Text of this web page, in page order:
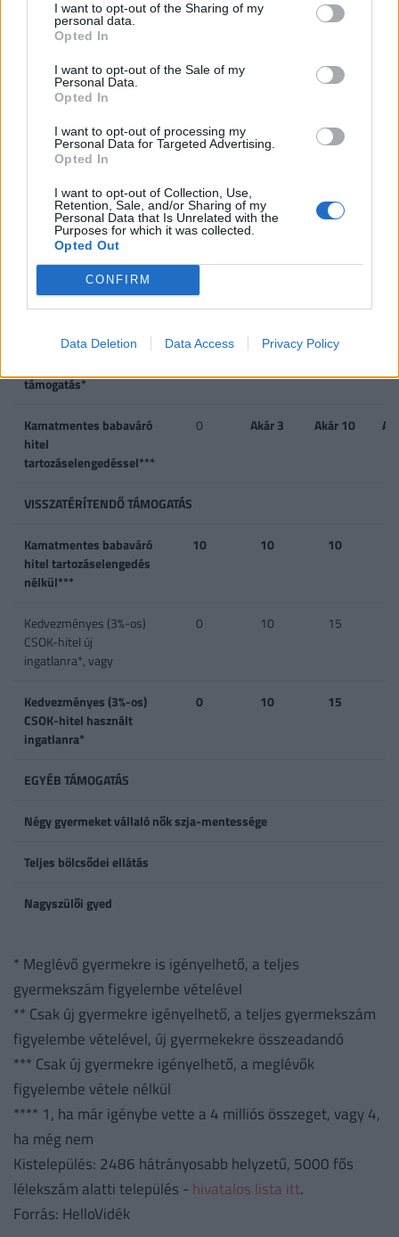
I want to opt-out of the Sharing of my
personal data.
Opted In
I want to opt-out of the Sale of my
Personal Data.
Opted In
I want to opt-out of processing my
Personal Data for Targeted Advertising.
Opted In
I want to opt-out of Collection, Use,
Retention, Sale, and/or Sharing of my
Personal Data that Is Unrelated with the
Purposes for which it was collected.
Opted Out
CONFIRM
Data Deletion Data Access Privacy Policy
ingatlanra*, vagy
vásárlására (nem
kistelepülés)*, vagy
CSOK használt ingatlan
vásárlására, bővítésére
és/vagy
korszerűsítésére
(kistelepülés)*
0,6 10
Jelzáloghitel-
elengedés**
Diákhitel-elengedés** 0
Tartozás
Teljes
támogatás*
Kamatmentes babaváró
hitel
tartozáselengedéssel***
0 Akár 3 Akár 10
VISSZATÉRÍTENDŐ TÁMOGATÁS
Kamatmentes babaváró
hitel tartozáselengedés
nélkül***
10 10 10
Kedvezményes (3%-os)
CSOK-hitel új
ingatlanra*, vagy
0 10 15
Kedvezményes (3%-os)
CSOK-hitel használt
ingatlanra*
0 10 15
EGYÉB TÁMOGATÁS
Négy gyermeket vállaló nők szja-mentessége
Teljes bölcsődei ellátás
Nagyszülői gyed
* Meglévő gyermekre is igényelhető, a teljes
gyermekszám figyelembe vételével
** Csak új gyermekre igényelhető, a teljes gyermekszám
figyelembe vételével, új gyermekekre összeadandó
*** Csak új gyermekre igényelhető, a meglévők
figyelembe vétele nélkül
**** 1, ha már igénybe vette a 4 milliós összeget, vagy 4,
ha még nem
Kistelepülés: 2486 hátrányosabb helyzetű, 5000 fős
lélekszám alatti település - hivatalos lista itt.
Forrás: HelloVidék